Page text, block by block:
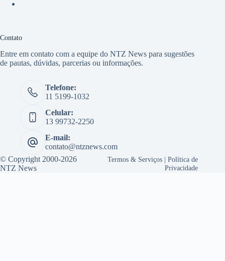
Contato
Entre em contato com a equipe do NTZ News para sugestões
de pautas, dúvidas, parcerias ou informações.
Telefone:
11 5199-1032
Celular:
13 99732-2250
E-mail:
contato@ntznews.com
© Copyright 2000-2026
NTZ News
Termos & Serviços |Política de
Privacidade